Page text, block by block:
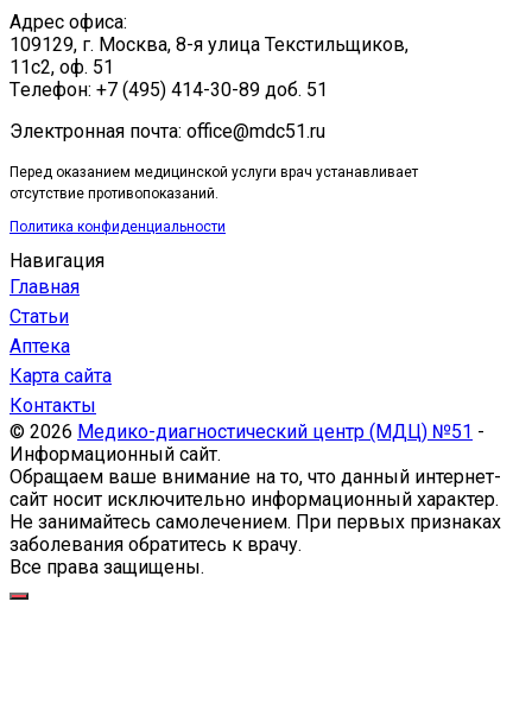
Адрес офиса:
109129, г. Москва, ​8-я улица Текстильщиков,
11с2, оф. 51
Tелефон: +7 (495) 414-30-89 доб. 51
Электронная почта: office@mdc51.ru
Перед оказанием медицинской услуги врач устанавливает
отсутствие противопоказаний.
Политика конфиденциальности
Навигация
Главная
Статьи
Аптека
Карта сайта
Контакты
© 2026 Медико-диагностический центр (МДЦ) №51 -
Информационный сайт.
Обращаем ваше внимание на то, что данный интернет-
сайт носит исключительно информационный характер.
Не занимайтесь самолечением. При первых признаках
заболевания обратитесь к врачу.
Все права защищены.